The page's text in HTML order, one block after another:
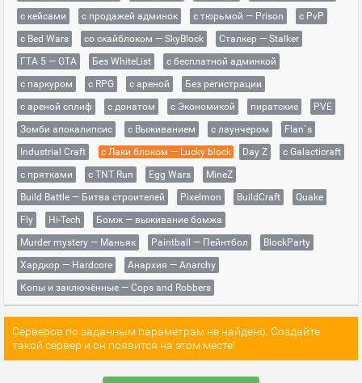
с кейсами
с продажей админок с тюрьмой — Prison
с PvP
с Bed Wars
со скайблоком — SkyBlock
Сталкер — Stalker
ГТА 5 — GTA
Без WhiteList
с бесплатной админкой
с паркуром
с RPG с ареной
Без регистрации
с ареной сплиф
с донатом с Экономикой пиратские
PVE
Зомби апокалипсис
с Выживанием с лаунчером
Flan`s
Industrial Craft
с Лаки блоком — Lucky block Day Z
с Galacticraft
с прятками
с TNT Run Egg Wars
MineZ
Build Battle — Битва строителей
Pixelmon BuildCraft
Quake
Fly
Hi-Tech
Бомж — выживание бомжа
Murder mystery — Маньяк
Paintball — Пейнтбол
BlockParty
Хардкор — Hardcore
Анархия — Anarchy
Копы и заключённые — Cops and Robbers
Серверов по заданным параметрам не найдено. Создайте
такой сервер и он появится на этом месте!